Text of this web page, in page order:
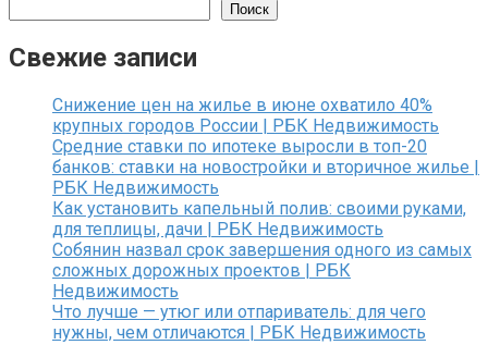
Поиск
Свежие записи
Снижение цен на жилье в июне охватило 40%
крупных городов России | РБК Недвижимость
Средние ставки по ипотеке выросли в топ-20
банков: ставки на новостройки и вторичное жилье |
РБК Недвижимость
Как установить капельный полив: своими руками,
для теплицы, дачи | РБК Недвижимость
Собянин назвал срок завершения одного из самых
сложных дорожных проектов | РБК
Недвижимость
Что лучше — утюг или отпариватель: для чего
нужны, чем отличаются | РБК Недвижимость